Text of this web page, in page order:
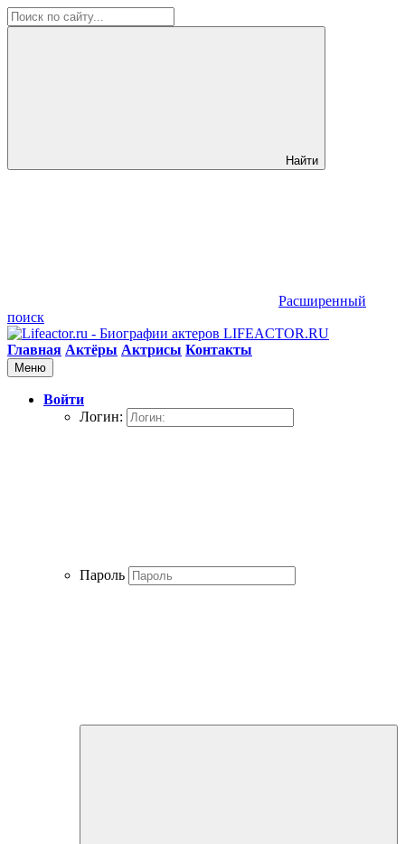
Найти
Расширенный
поиск
LIFEACTOR.RU
Главная Актёры Актрисы Контакты
Меню
Войти
Логин:
Пароль